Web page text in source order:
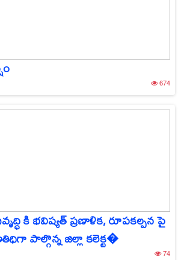
674
కి భవిష్యత్ ప్రణాళిక, రూపకల్పన పై
పాల్గొన్న జిల్లా కలెక్ట�
74